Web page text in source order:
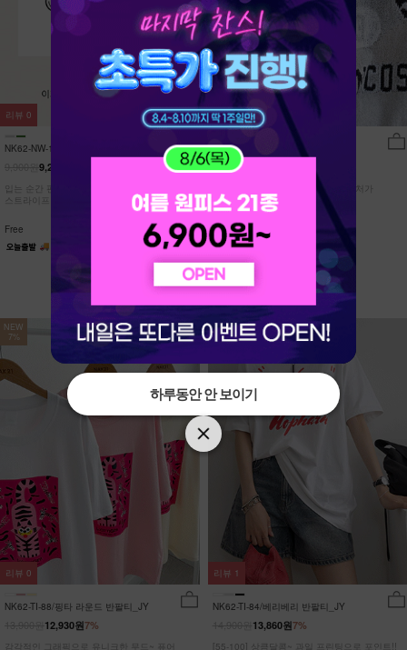
NK62-NW-11/유포니 반팔+반바지 홈웨
9,210원
입는 순간 편안함이 달라지는 캡내장
스트라이프 홈웨어 SET
Free
리뷰 0
DM52-T-26/브랑코 쿨 니트
27,900원
[55~110] 고슬고슬~ 소프트한 텍스처가
돋보이는 쿨~한 루즈핏 니트
Free
리뷰9
NEW
7%
NK62-TI-88/핑타 라운드 반팔티_JY
7%
12,930원
감각적인 그래픽으로 유니크한 무드~ 퓨어
리뷰 0
NEW
7%
NK62-TI-84/베리베리 반팔티_JY
7%
13,860원
[55-100] 상큼달콤~ 과일 프린팅으로 포인트!!
리뷰 1
하루동안 안 보이기
하루동안 안 보이기